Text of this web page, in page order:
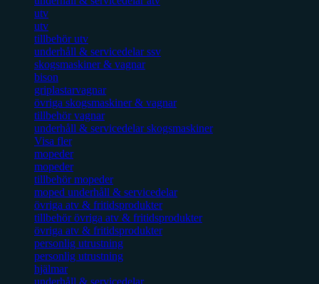
utv
utv
tillbehör utv
underhåll & servicedelar ssv
skogsmaskiner & vagnar
bison
griplastarvagnar
övriga skogsmaskiner & vagnar
tillbehör vagnar
underhåll & servicedelar skogsmaskiner
Visa fler
mopeder
mopeder
tillbehör mopeder
moped underhåll & servicedelar
övriga atv & fritidsprodukter
tillbehör övriga atv & fritidsprodukter
övriga atv & fritidsprodukter
personlig utrustning
personlig utrustning
hjälmar
underhåll & servicedelar